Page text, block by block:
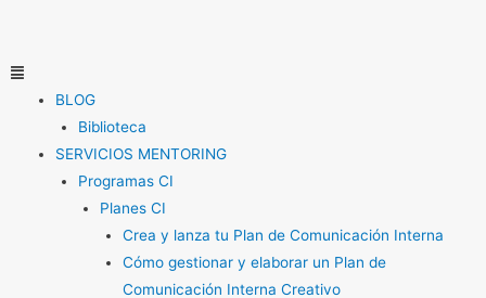
contenido
Menú
BLOG
Biblioteca
SERVICIOS MENTORING
Programas CI
Planes CI
Crea y lanza tu Plan de Comunicación Interna
Cómo gestionar y elaborar un Plan de
Comunicación Interna Creativo